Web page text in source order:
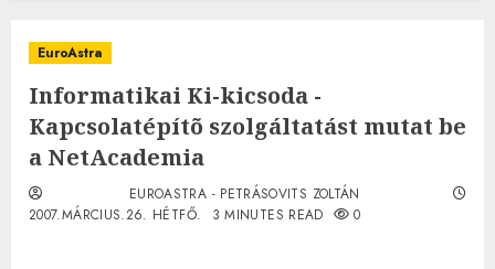
EuroAstra
Informatikai Ki-kicsoda -
Kapcsolatépítõ szolgáltatást mutat be
a NetAcademia
EUROASTRA - PETRÁSOVITS ZOLTÁN
2007.MÁRCIUS.26. HÉTFŐ.
3 MINUTES READ 0